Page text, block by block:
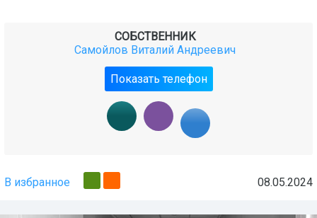
СОБСТВЕННИК
Самойлов Виталий Андреевич
Показать телефон
В избранное 08.05.2024